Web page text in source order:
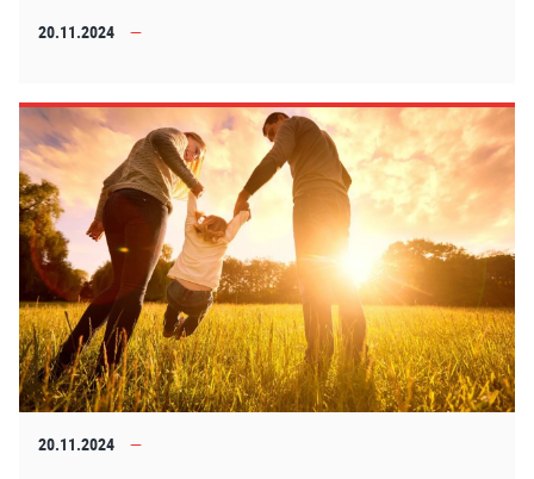
20.11.2024
20.11.2024